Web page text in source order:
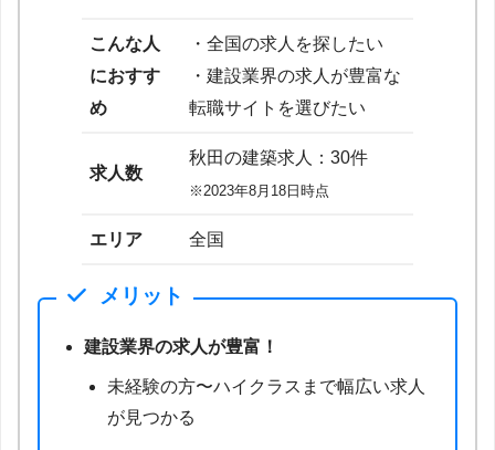
こんな人
におすす
め
・全国の求人を探したい
・建設業界の求人が豊富な
転職サイトを選びたい
求人数
秋田の建築求人：30件
※2023年8月18日時点
エリア 全国
メリット
建設業界の求人が豊富！
未経験の方〜ハイクラスまで幅広い求人
が見つかる